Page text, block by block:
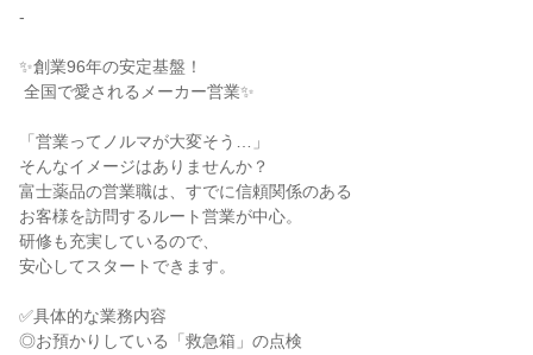
-
✨創業96年の安定基盤！
「営業ってノルマが大変そう…」
そんなイメージはありませんか？
富士薬品の営業職は、すでに信頼関係のある
お客様を訪問するルート営業が中心。
研修も充実しているので、
安心してスタートできます。
✅具体的な業務内容
◎お預かりしている「救急箱」の点検